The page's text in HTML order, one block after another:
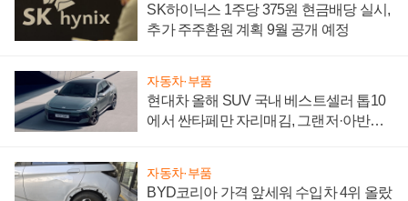
SK하이닉스 1주당 375원 현금배당 실시,
추가 주주환원 계획 9월 공개 예정
자동차·부품
현대차 올해 SUV 국내 베스트셀러 톱10
에서 싼타페만 자리매김, 그랜저·아반떼
자동차·부품
BYD코리아 가격 앞세워 수입차 4위 올랐